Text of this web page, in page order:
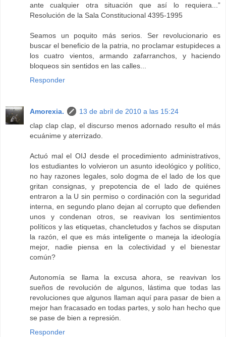
ante cualquier otra situación que así lo requiera...”
Resolución de la Sala Constitucional 4395-1995
Seamos un poquito más serios. Ser revolucionario es
buscar el beneficio de la patria, no proclamar estupideces a
los cuatro vientos, armando zafarranchos, y haciendo
bloqueos sin sentidos en las calles...
Responder
Amorexia.
13 de abril de 2010 a las 15:24
clap clap clap, el discurso menos adornado resulto el más
ecuánime y aterrizado.
Actuó mal el OIJ desde el procedimiento administrativos,
los estudiantes lo volvieron un asunto ideológico y político,
no hay razones legales, solo dogma de el lado de los que
gritan consignas, y prepotencia de el lado de quiénes
entraron a la U sin permiso o cordinación con la seguridad
interna, en segundo plano dejan al corrupto que defienden
unos y condenan otros, se reavivan los sentimientos
políticos y las etiquetas, chancletudos y fachos se disputan
la razón, el que es más inteligente o maneja la ideología
mejor, nadie piensa en la colectividad y el bienestar
común?
Autonomía se llama la excusa ahora, se reavivan los
sueños de revolución de algunos, lástima que todas las
revoluciones que algunos llaman aquí para pasar de bien a
mejor han fracasado en todas partes, y solo han hecho que
se pase de bien a represión.
Responder